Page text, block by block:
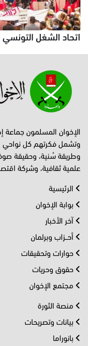
اتحاد الشغل التونسي
الإخوان المسلمون جماعة
وتشمل فكرتهم كل نواحي
وطريقة سُنية، وحقيقة
علمية ثقافية، وشركة
الرئيسية
بوابة الإخوان
آخر الأخبار
أحــزاب وبرلمان
حوارات وتحقيقات
حقوق وحريات
مجتمع الإخوان
منصة الثورة
بيانات وتصريحات
بانوراما